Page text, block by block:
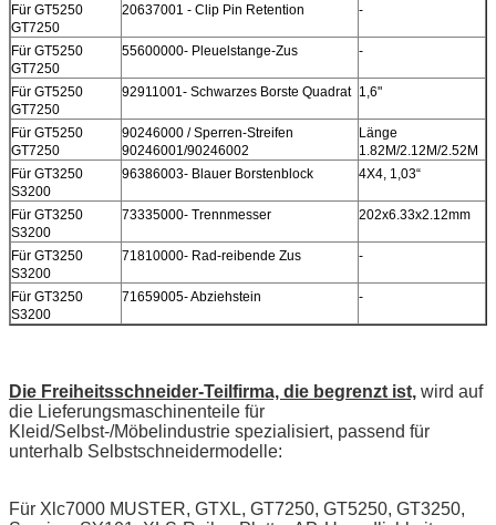
Für GT5250
GT7250
20637001 - Clip Pin Retention -
Für GT5250
GT7250
55600000- Pleuelstange-Zus -
Für GT5250
GT7250
92911001- Schwarzes Borste Quadrat 1,6"
Für GT5250
GT7250
90246000 / Sperren-Streifen
90246001/90246002
Länge
1.82M/2.12M/2.52M
Für GT3250
S3200
96386003- Blauer Borstenblock 4X4, 1,03“
Für GT3250
S3200
73335000- Trennmesser 202x6.33x2.12mm
Für GT3250
S3200
71810000- Rad-reibende Zus -
Für GT3250
S3200
71659005- Abziehstein -
Die Freiheitsschneider-Teilfirma, die begrenzt ist, wird auf
die Lieferungsmaschinenteile für
Kleid/Selbst-/Möbelindustrie spezialisiert, passend für
unterhalb Selbstschneidermodelle:
Für Xlc7000 MUSTER, GTXL, GT7250, GT5250, GT3250,